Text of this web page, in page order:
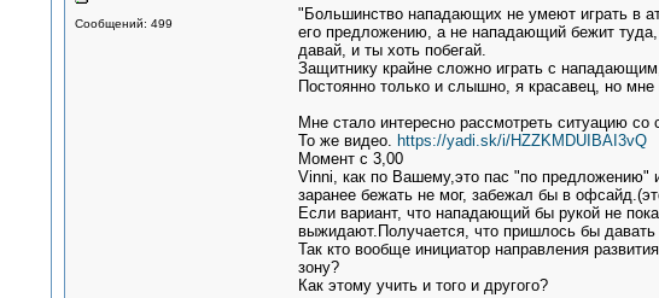
Сообщений: 499
"Большинство нападающих не умеют играть в
его предложению, а не нападающий бежит
давай, и ты хоть побегай.
Защитнику крайне сложно играть с
Постоянно только и слышно, я красавец, но
Мне стало интересно рассмотреть ситуацию
То же видео. https://yadi.sk/i/HZZKMDUIBAI3vQ
Момент с 3,00
Vinni, как по Вашему,это пас "по предложению"
заранее бежать не мог, забежал бы в
Если вариант, что нападающий бы рукой не
выжидают.Получается, что пришлось бы давать
Так кто вообще инициатор направления
зону?
Как этому учить и того и другого?